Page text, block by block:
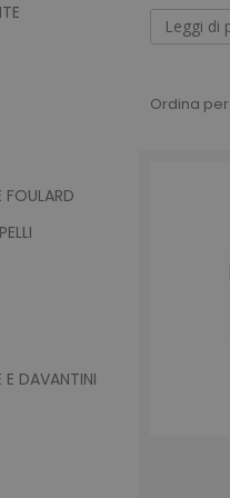
Ordina per
volta
Leggi di
FOULARD
E DAVANTINI